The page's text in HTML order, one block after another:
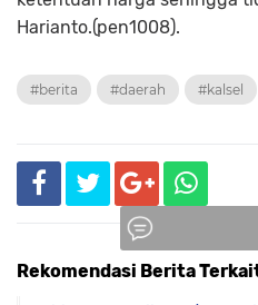
Harianto.(pen1008).
#berita #daerah #kalsel
Rekomendasi Berita